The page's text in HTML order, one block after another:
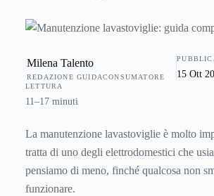
inconvenienti, con tutti i consigli utili per
quindi soldi.
Milena Talento
REDAZIONE GUIDACONSUMATORE 15 Ott
LETTURA
11–17 minuti
La manutenzione lavastoviglie è molto
tratta di uno degli elettrodomestici che
pensiamo di meno, finché qualcosa non
funzionare.